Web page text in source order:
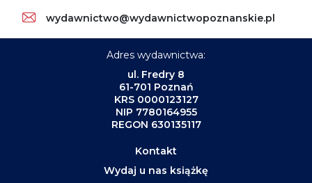
wydawnictwo@wydawnictwopoznanskie.pl
Adres wydawnictwa:
ul. Fredry 8
61-701 Poznań
KRS 0000123127
NIP 7780164955
REGON 630135117
Kontakt
Wydaj u nas książkę